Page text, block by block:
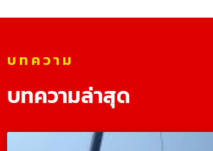
บทความ
บทความล่าสุด